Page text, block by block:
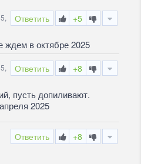
Ответить +5
в октябре 2025
Ответить +8
пусть допиливают.
2025
Ответить +8